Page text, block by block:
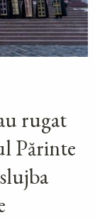
rugat
Părinte